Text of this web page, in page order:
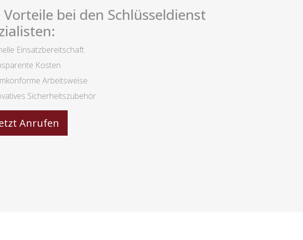
Vorteile bei den Schlüsseldienst
Einsatzbereitschaft
Kosten
Arbeitsweise
Sicherheitszubehör
Anrufen